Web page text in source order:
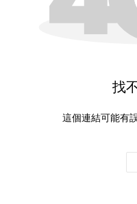
找
這個連結可能有